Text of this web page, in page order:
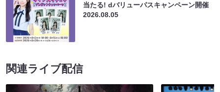
当たる! dバリューパスキャンペーン開催
2026.08.05
関連ライブ配信